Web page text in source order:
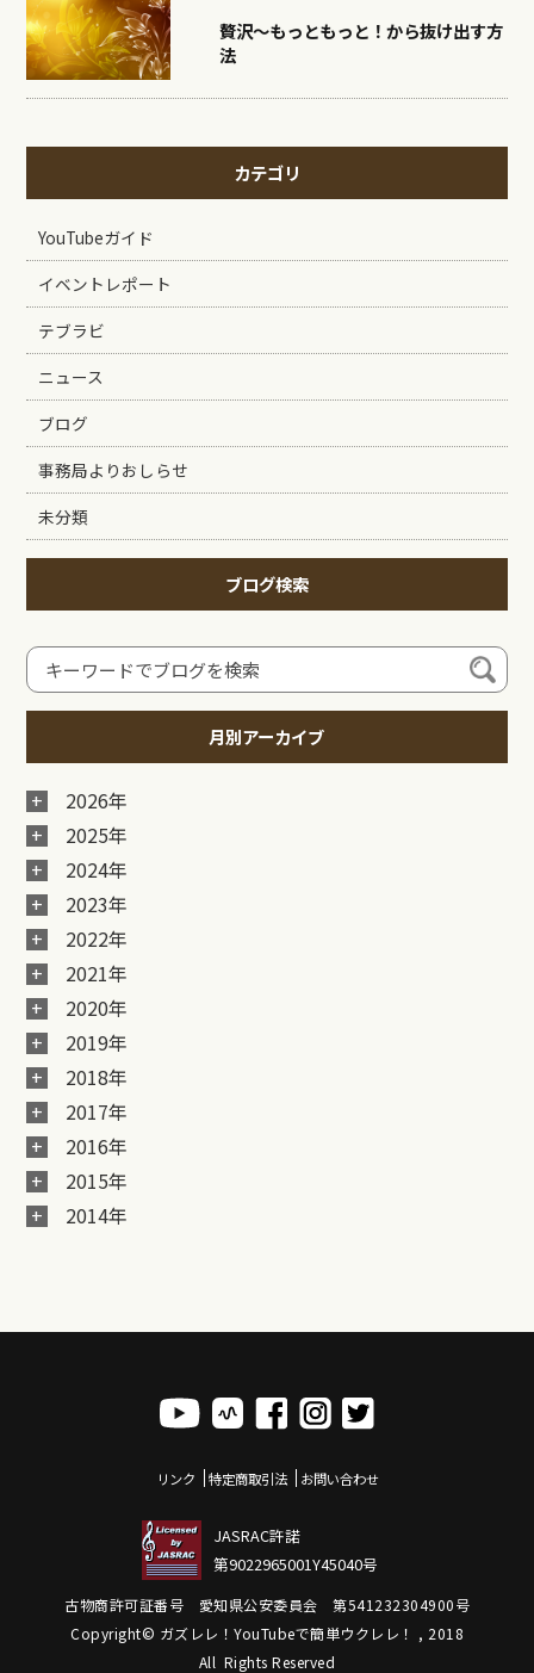
贅沢〜もっともっと！から抜け出す方
法
カテゴリ
YouTubeガイド
イベントレポート
テブラビ
ニュース
ブログ
事務局よりおしらせ
未分類
ブログ検索
月別アーカイブ
2026年
2025年
2024年
2023年
2022年
2021年
2020年
2019年
2018年
2017年
2016年
2015年
2014年
リンク 特定商取引法 お問い合わせ
JASRAC許諾
第9022965001Y45040号
古物商許可証番号 愛知県公安委員会 第541232304900号
Copyright© ガズレレ！YouTubeで簡単ウクレレ！ , 2018
All Rights Reserved